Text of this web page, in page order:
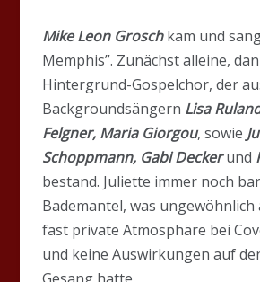
Mike Leon Groschkam und
Memphis”. Zunächst alleine,
Hintergrund-Gospelchor, der
Backgroundsängern Lisa
Felgner, Maria Giorgou, sowie
Schoppmann, Gabi Deckerund
bestand. Juliette immer noch
Bademantel, was ungewöhnlich
fast private Atmosphäre bei
und keine Auswirkungen auf
Gesang hatte.